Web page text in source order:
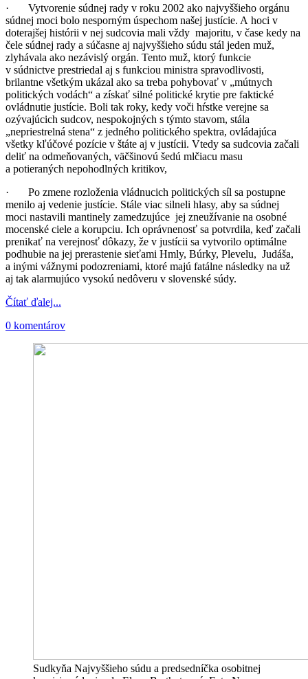
· Vytvorenie súdnej rady v roku 2002 ako najvyššieho orgánu
súdnej moci bolo nesporným úspechom našej justície. A hoci v
doterajšej histórii v nej sudcovia mali vždy majoritu, v čase kedy na
čele súdnej rady a súčasne aj najvyššieho súdu stál jeden muž,
zlyhávala ako nezávislý orgán. Tento muž, ktorý funkcie
v súdnictve prestriedal aj s funkciou ministra spravodlivosti,
brilantne všetkým ukázal ako sa treba pohybovať v „mútnych
politických vodách“ a získať silné politické krytie pre faktické
ovládnutie justície. Boli tak roky, kedy voči hŕstke verejne sa
ozývajúcich sudcov, nespokojných s týmto stavom, stála
„nepriestrelná stena“ z jedného politického spektra, ovládajúca
všetky kľúčové pozície v štáte aj v justícii. Vtedy sa sudcovia začali
deliť na odmeňovaných, väčšinovú šedú mlčiacu masu
a potieraných nepohodlných kritikov,
· Po zmene rozloženia vládnucich politických síl sa postupne
menilo aj vedenie justície. Stále viac silneli hlasy, aby sa súdnej
moci nastavili mantinely zamedzujúce jej zneužívanie na osobné
mocenské ciele a korupciu. Ich oprávnenosť sa potvrdila, keď začali
prenikať na verejnosť dôkazy, že v justícii sa vytvorilo optimálne
podhubie na jej prerastenie sieťami Hmly, Búrky, Plevelu, Judáša,
a inými vážnymi podozreniami, ktoré majú fatálne následky na už
aj tak alarmujúco vysokú nedôveru v slovenské súdy.
Čítať ďalej...
0 komentárov
Sudkyňa Najvyššieho súdu a predsedníčka osobitnej